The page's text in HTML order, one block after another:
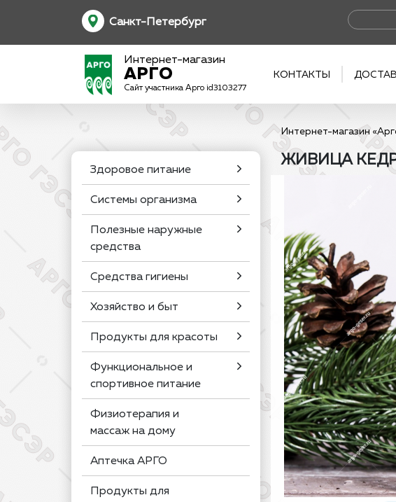
Санкт-Петербург
Интернет-магазин
АРГО
Сайт участника Арго id3103277
КОНТАКТЫ
Интернет-магазин
Здоровое питание
Системы организма
Полезные наружные
средства
Средства гигиены
Хозяйство и быт
Продукты для красоты
Функциональное и
спортивное питание
Физиотерапия и
массаж на дому
Аптечка АРГО
Продукты для
ЖИВИЦА